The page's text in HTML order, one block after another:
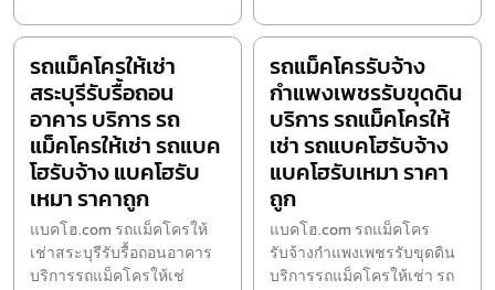
รถแม็คโครให้เช่า
สระบุรีรับรื้อถอน
อาคาร บริการ รถ
แม็คโครให้เช่า รถแบค
โฮรับจ้าง แบคโฮรับ
เหมา ราคาถูก
แบคโฮ.com รถแม็คโครให้
เช่าสระบุรีรับรื้อถอนอาคาร
บริการรถแม็คโครให้เช่
รถแม็คโครรับจ้าง
กำแพงเพชรรับขุดดิน
บริการ รถแม็คโครให้
เช่า รถแบคโฮรับจ้าง
แบคโฮรับเหมา ราคา
ถูก
แบคโฮ.com รถแม็คโคร
รับจ้างกำแพงเพชรรับขุดดิน
บริการรถแม็คโครให้เช่า รถ